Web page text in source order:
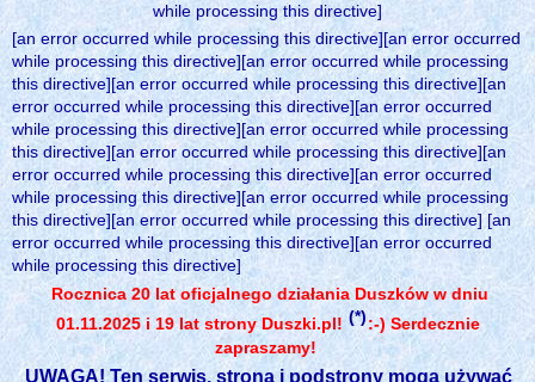
while processing this directive]
[an error occurred while processing this directive][an error occurred
while processing this directive][an error occurred while processing
this directive][an error occurred while processing this directive][an
error occurred while processing this directive][an error occurred
while processing this directive][an error occurred while processing
this directive][an error occurred while processing this directive][an
error occurred while processing this directive][an error occurred
while processing this directive][an error occurred while processing
this directive][an error occurred while processing this directive] [an
error occurred while processing this directive][an error occurred
while processing this directive]
Rocznica 20 lat oficjalnego działania Duszków w dniu
01.11.2025 i 19 lat strony Duszki.pl! (*):-) Serdecznie
zapraszamy!
UWAGA! Ten serwis, strona i podstrony mogą używać